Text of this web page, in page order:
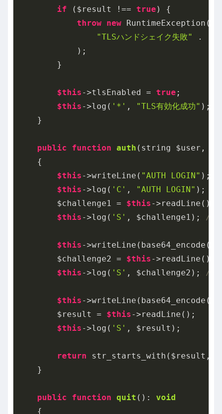
if ($result !== true ) {
throw new RuntimeException(
"TLSハンドシェイク失敗"
.
            );
        }
$this->tlsEnabled = true ;
$this->log( '*' , "TLS有効化成功" );
    }
public function auth (string $user,
{
$this->writeLine( "AUTH LOGIN" );
$this->log( 'C' , "AUTH LOGIN" );
        $challenge1 =
$this->readLine();
$this->log( 'S' , $challenge1); //
$this-
        $challenge2 =
$this->readLine();
$this->log( 'S' , $challenge2); //
$this-
        $result =
$this->readLine();
$this->log( 'S' , $result);
return str_starts_with($result,
    }
public function quit () : void
{